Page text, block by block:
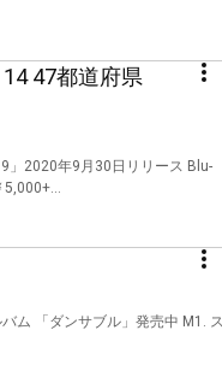
14 47都道府県
2020年9月30日リリース Blu-
ダンサブル」発売中 M1. ス